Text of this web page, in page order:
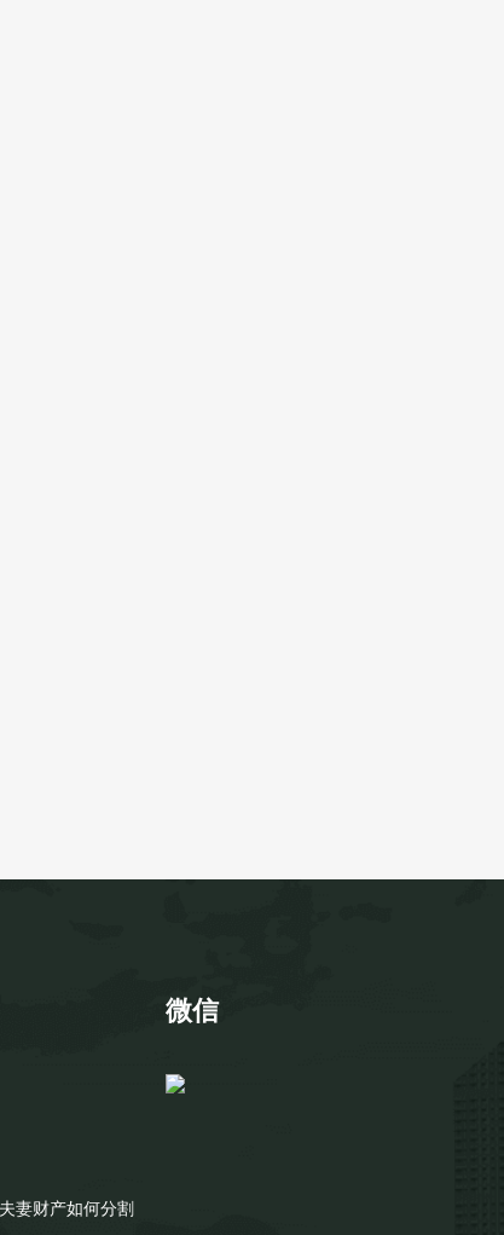
妻财产如何分割
微信